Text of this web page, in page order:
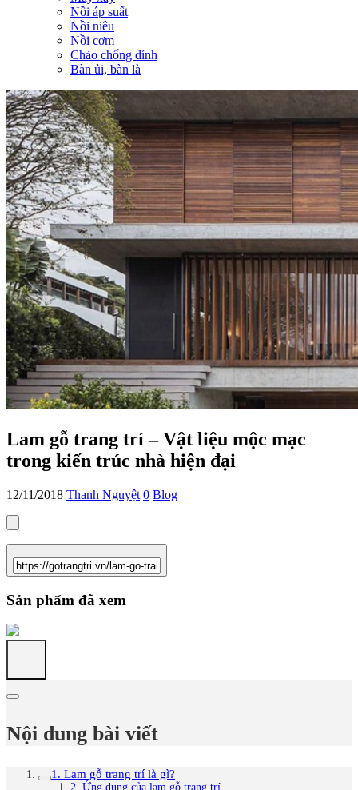
Nồi áp suất
Nồi niêu
Nồi cơm
Chảo chống dính
Bàn ủi, bàn là
Lam gỗ trang trí – Vật liệu mộc mạc
trong kiến trúc nhà hiện đại
12/11/2018 Thanh Nguyệt 0 Blog
Sản phẩm đã xem
Nội dung bài viết
1. Lam gỗ trang trí là gì?
2. Ứng dụng của lam gỗ trang trí